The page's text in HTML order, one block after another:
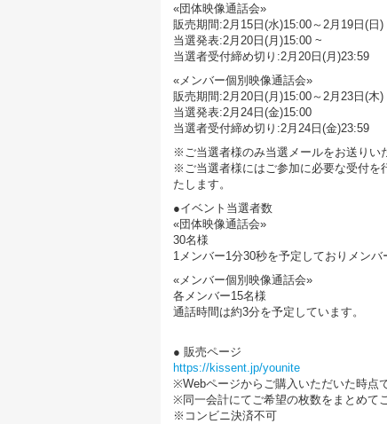
«団体映像通話会»
販売期間:2月15日(水)15:00～2月19日(日)
当選発表:2月20日(月)15:00 ~
当選者受付締め切り:2月20日(月)23:59
«メンバー個別映像通話会»
販売期間:2月20日(月)15:00～2月23日(木)
当選発表:2月24日(金)15:00
当選者受付締め切り:2月24日(金)23:59
※ご当選者様のみ当選メールをお送りい
※ご当選者様にはご参加に必要な受付を
たします。
●イベント当選者数
«団体映像通話会»
30名様
1メンバー1分30秒を予定しておりメン
«メンバー個別映像通話会»
各メンバー15名様
通話時間は約3分を予定しています。
● 販売ページ
https://kissent.jp/younite
※Webページからご購入いただいた時点
※同一会計にてご希望の枚数をまとめて
※コンビニ決済不可